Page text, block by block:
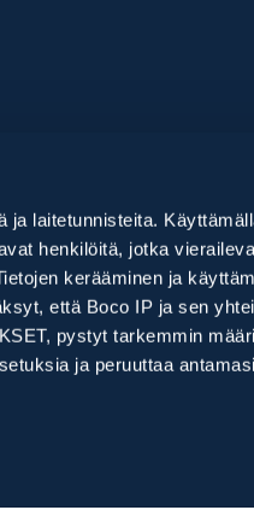
laitetunnisteita.
henkilöitä, jotka
kerääminen ja
että Boco IP ja sen
pystyt tarkemmin
ja peruuttaa
Asiakastarinat
Uutiset ja blogi